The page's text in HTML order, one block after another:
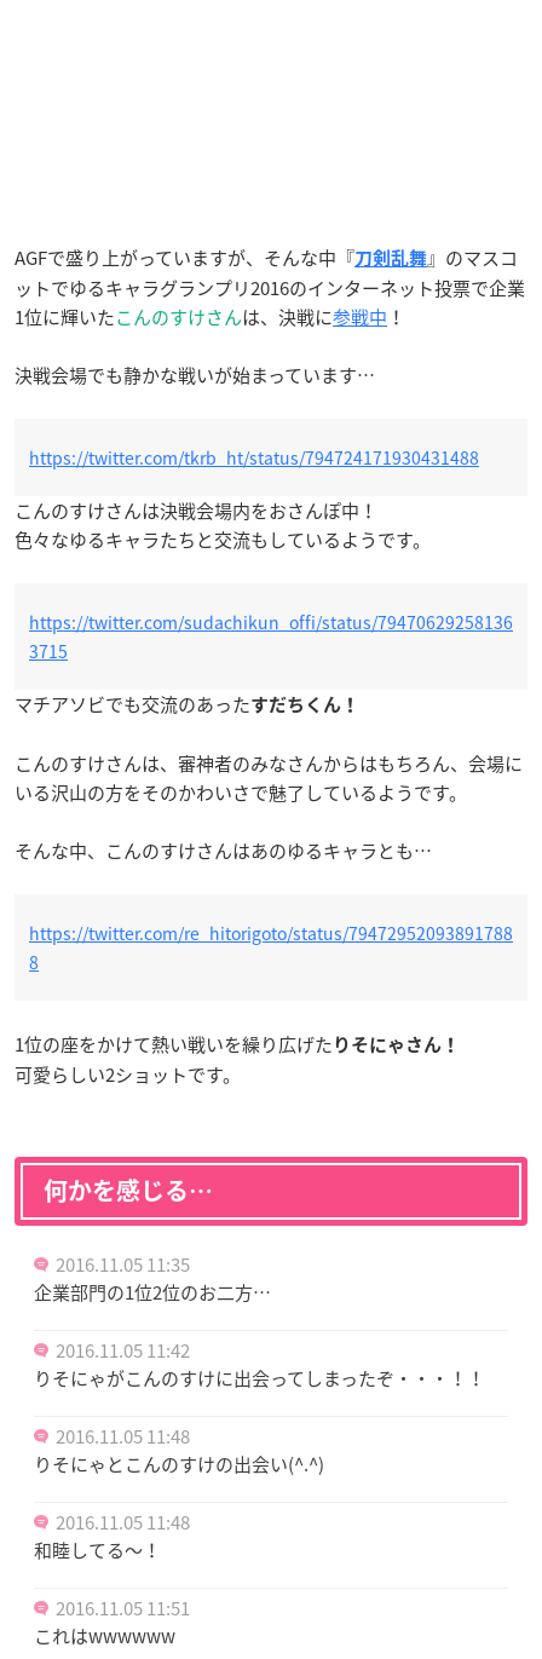
AGFで盛り上がっていますが、そんな中『刀剣乱舞』のマスコ
ットでゆるキャラグランプリ2016のインターネット投票で企業
1位に輝いたこんのすけさんは、決戦に参戦中 ！
決戦会場でも静かな戦いが始まっています…
https://twitter.com/tkrb_ht/status/794724171930431488
こんのすけさんは決戦会場内をおさんぽ中！
色々なゆるキャラたちと交流もしているようです。
https://twitter.com/sudachikun_offi/status/79470629258136
3715
マチアソビでも交流のあったすだちくん！
こんのすけさんは、審神者のみなさんからはもちろん、会場に
いる沢山の方をそのかわいさで魅了しているようです。
そんな中、こんのすけさんはあのゆるキャラとも…
https://twitter.com/re_hitorigoto/status/79472952093891788
8
1位の座をかけて熱い戦いを繰り広げた りそにゃさん！
可愛らしい2ショットです。
何かを感じる…
2016.11.05 11:35
企業部門の1位2位のお二方…
2016.11.05 11:42
りそにゃがこんのすけに出会ってしまったぞ・・・！！
2016.11.05 11:48
りそにゃとこんのすけの出会い(^.^)
2016.11.05 11:48
和睦してる〜！
2016.11.05 11:51
これはwwwwww